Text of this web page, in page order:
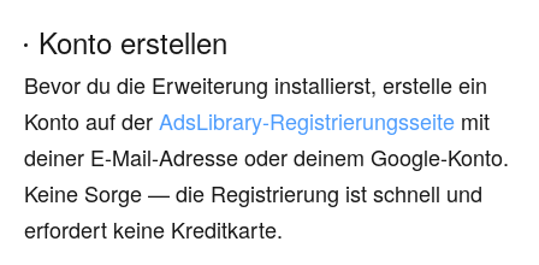
Konto erstellen
Bevor du die Erweiterung installierst, erstelle ein
Konto auf derAdsLibrary-Registrierungsseite mit
deiner E-Mail-Adresse oder deinem Google-Konto.
Keine Sorge — die Registrierung ist schnell und
erfordert keine Kreditkarte.